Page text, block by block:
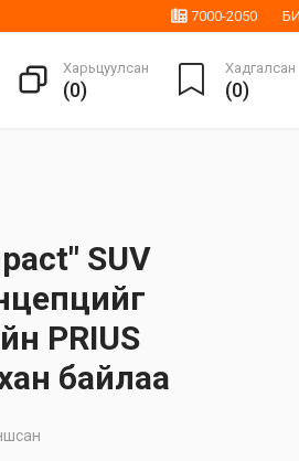
7000-2050
Харьцуулсан
(0)
Хадгалсан
(0)
SUV
PRIUS
байлаа